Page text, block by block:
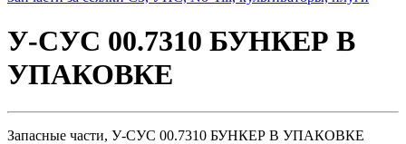
У-СУС 00.7310 БУНКЕР В
УПАКОВКЕ
Запасные части, У-СУС 00.7310 БУНКЕР В УПАКОВКЕ